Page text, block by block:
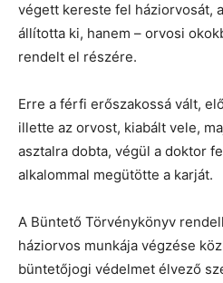
végett kereste fel háziorvosát,
állította ki, hanem – orvosi
rendelt el részére.
Erre a férfi erőszakossá vált,
illette az orvost, kiabált vele,
asztalra dobta, végül a doktor
alkalommal megütötte a karját.
A Büntető Törvénykönyv
háziorvos munkája végzése
büntetőjogi védelmet élvező